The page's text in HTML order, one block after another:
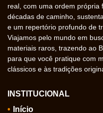
real, com uma ordem própria
décadas de caminho,
e um repertório profundo de
Viajamos pelo mundo em
materiais raros, trazendo ao
para que você pratique com
clássicos e às tradições
INSTITUCIONAL
Início